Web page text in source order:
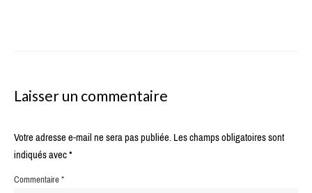
Laisser un commentaire
Votre adresse e-mail ne sera pas publiée.Les champs obligatoires sont
indiqués avec*
Commentaire*